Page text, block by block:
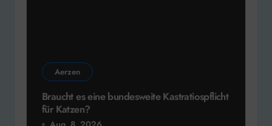
Aerzen
Braucht es eine bundesweite Kastratiospflicht
für Katzen?